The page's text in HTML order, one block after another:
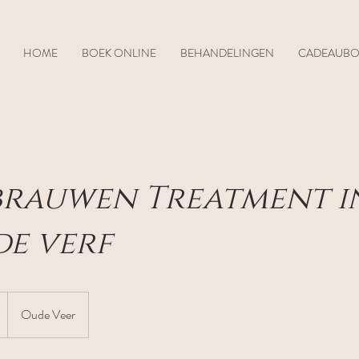
HOME BOEK ONLINE BEHANDELINGEN
Treatment
verf
Oude Veer